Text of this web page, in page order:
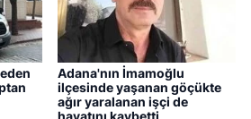
Adana'nın İmamoğlu
ilçesinde yaşanan göçükte
ağır yaralanan işçi de